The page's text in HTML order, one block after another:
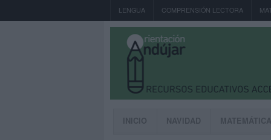
LENGUA COMPRENSIÓN LECTORA
INICIO NAVIDAD